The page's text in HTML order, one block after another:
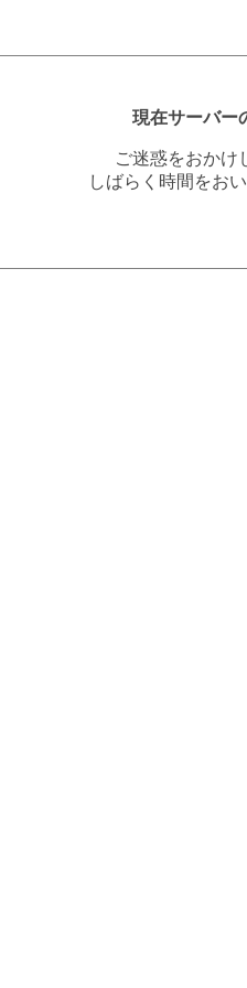
現在サーバー
ご迷惑をおかけ
しばらく時間をお